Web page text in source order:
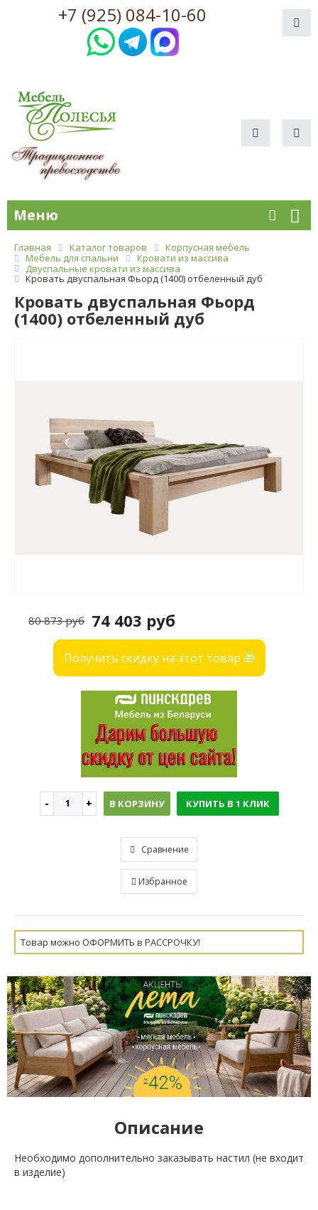
+7 (925) 084-10-60
Меню
Главная Каталог товаров
Корпусная мебель
Мебель для спальни
Кровати из массива
Двуспальные кровати из массива
Кровать двуспальная Фьорд (1400) отбеленный дуб
Кровать двуспальная Фьорд
(1400) отбеленный дуб
74 403 руб
80 873 руб
Получить скидку на этот товар 🎁
В КОРЗИНУ КУПИТЬ В 1 КЛИК
Сравнение
Избранное
Товар можно ОФОРМИТЬ в РАССРОЧКУ!
Описание
Необходимо дополнительно заказывать настил (не входит
в изделие)